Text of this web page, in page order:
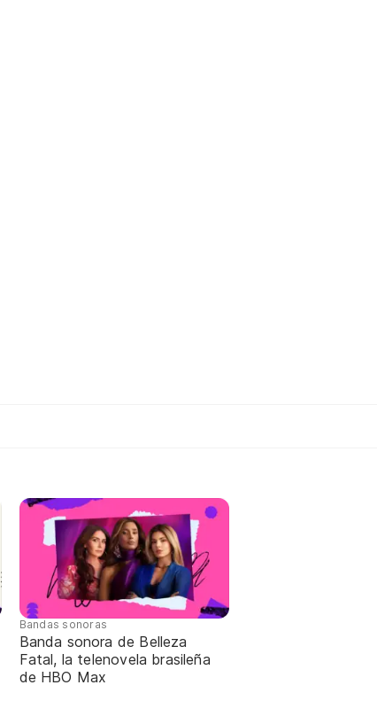
Bandas sonoras
Banda sonora de Belleza
Fatal, la telenovela brasileña
de HBO Max